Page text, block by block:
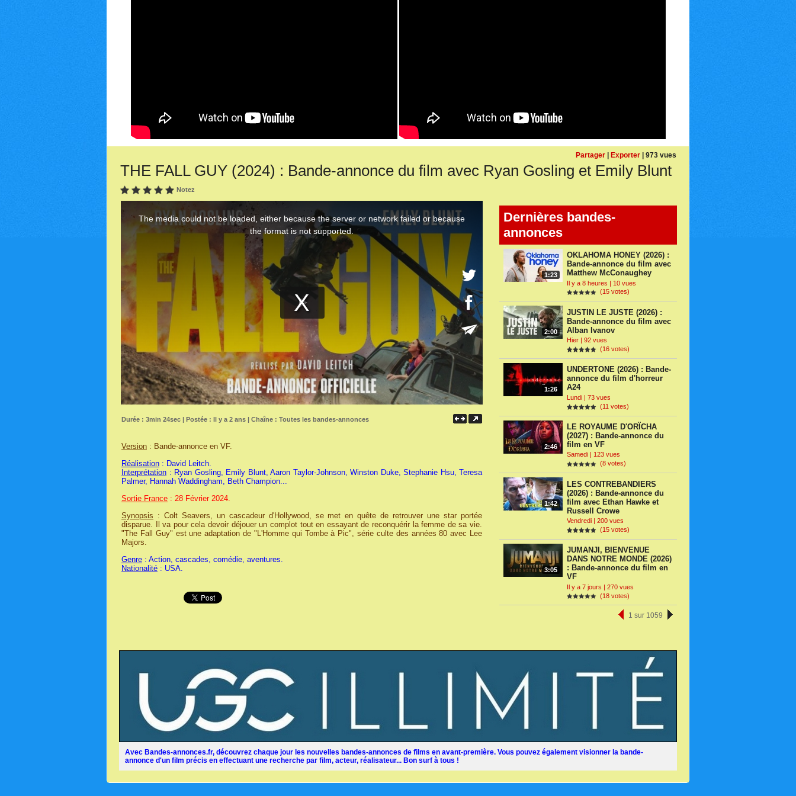
Partager | Exporter | 973 vues
THE FALL GUY (2024) : Bande-annonce du film avec Ryan Gosling et Emily Blunt
Notez
Dernières bandes-
annonces
1:23
OKLAHOMA HONEY (2026) :
Bande-annonce du film avec
Matthew McConaughey
Il y a 8 heures | 10 vues
(15 votes)
2:00
JUSTIN LE JUSTE (2026) :
Bande-annonce du film avec
Alban Ivanov
Hier | 92 vues
(16 votes)
1:26
UNDERTONE (2026) : Bande-
annonce du film d'horreur
A24
Lundi | 73 vues
(11 votes)
2:46
LE ROYAUME D'ORÏCHA
(2027) : Bande-annonce du
film en VF
Samedi | 123 vues
(8 votes)
1:42
LES CONTREBANDIERS
(2026) : Bande-annonce du
film avec Ethan Hawke et
Russell Crowe
Vendredi | 200 vues
(15 votes)
3:05
JUMANJI, BIENVENUE
DANS NOTRE MONDE (2026)
: Bande-annonce du film en
VF
Il y a 7 jours | 270 vues
(18 votes)
1 sur 1059
Durée : 3min 24sec | Postée : Il y a 2 ans | Chaîne : Toutes les bandes-annonces
Version : Bande-annonce en VF.
Réalisation : David Leitch.
Interprétation : Ryan Gosling, Emily Blunt, Aaron Taylor-Johnson, Winston Duke, Stephanie Hsu, Teresa
Palmer, Hannah Waddingham, Beth Champion...
Sortie France : 28 Février 2024.
Synopsis : Colt Seavers, un cascadeur d'Hollywood, se met en quête de retrouver une star portée
disparue. Il va pour cela devoir déjouer un complot tout en essayant de reconquérir la femme de sa vie.
"The Fall Guy" est une adaptation de "L'Homme qui Tombe à Pic", série culte des années 80 avec Lee
Majors.
Genre : Action, cascades, comédie, aventures.
Nationalité : USA.
Avec Bandes-annonces.fr, découvrez chaque jour les nouvelles bandes-annonces de films en avant-première. Vous pouvez également visionner la bande-
annonce d'un film précis en effectuant une recherche par film, acteur, réalisateur... Bon surf à tous !